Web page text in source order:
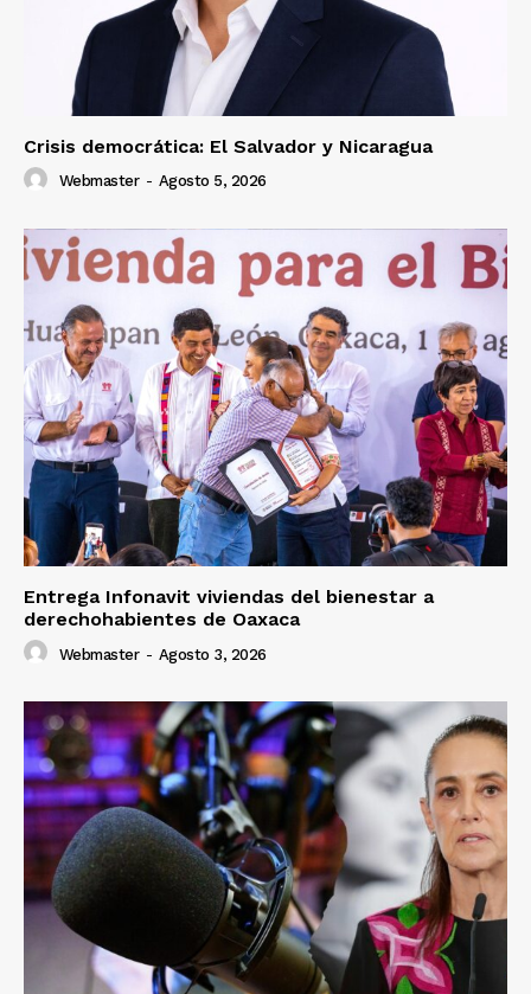
Crisis democrática: El Salvador y Nicaragua
Webmaster - Agosto 5, 2026
Entrega Infonavit viviendas del bienestar a
derechohabientes de Oaxaca
Webmaster - Agosto 3, 2026